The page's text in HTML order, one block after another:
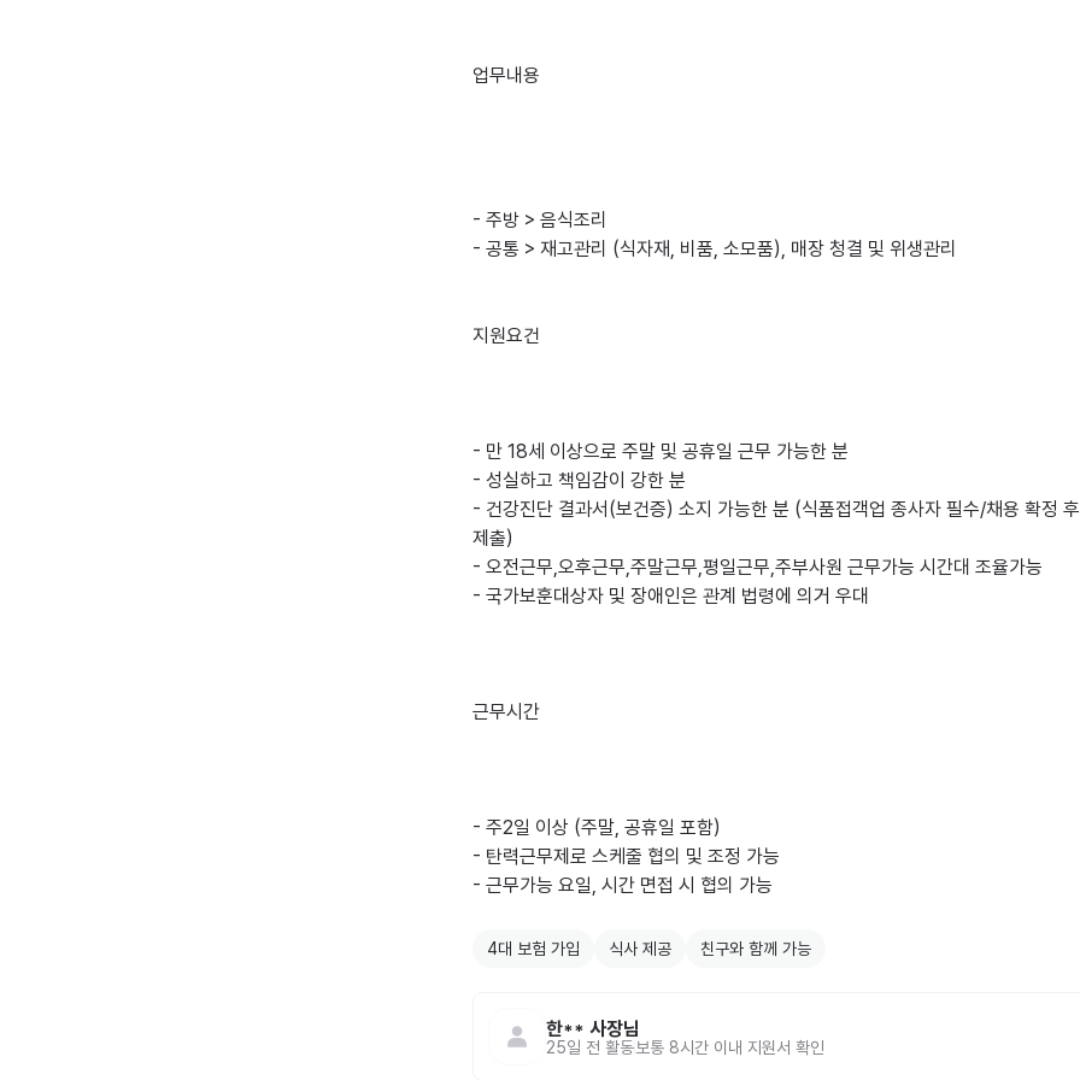
업무내용
- 주방 > 음식조리
- 공통 > 재고관리 (식자재, 비품, 소모품), 매장 청결 및 위생관리
지원요건
- 만 18세 이상으로 주말 및 공휴일 근무 가능한 분
- 성실하고 책임감이 강한 분
- 건강진단 결과서(보건증) 소지 가능한 분 (식품접객업 종사자 필수/채용 확정
제출)
- 오전근무,오후근무,주말근무,평일근무,주부사원 근무가능 시간대 조율가능
- 국가보훈대상자 및 장애인은 관계 법령에 의거 우대
근무시간
- 주2일 이상 (주말, 공휴일 포함)
- 탄력근무제로 스케줄 협의 및 조정 가능
- 근무가능 요일, 시간 면접 시 협의 가능
4대 보험 가입 식사 제공 친구와 함께 가능
한** 사장님
25일 전 활동보통 8시간 이내 지원서 확인